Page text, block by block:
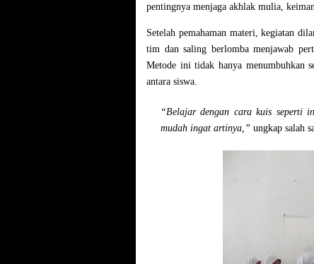
pentingnya menjaga akhlak mulia,
Setelah pemahaman materi, kegiatan
tim dan saling berlomba menjawab
Metode ini tidak hanya menumbuhkan
antara siswa.
“Belajar dengan cara kuis seperti
mudah ingat artinya,” ungkap salah